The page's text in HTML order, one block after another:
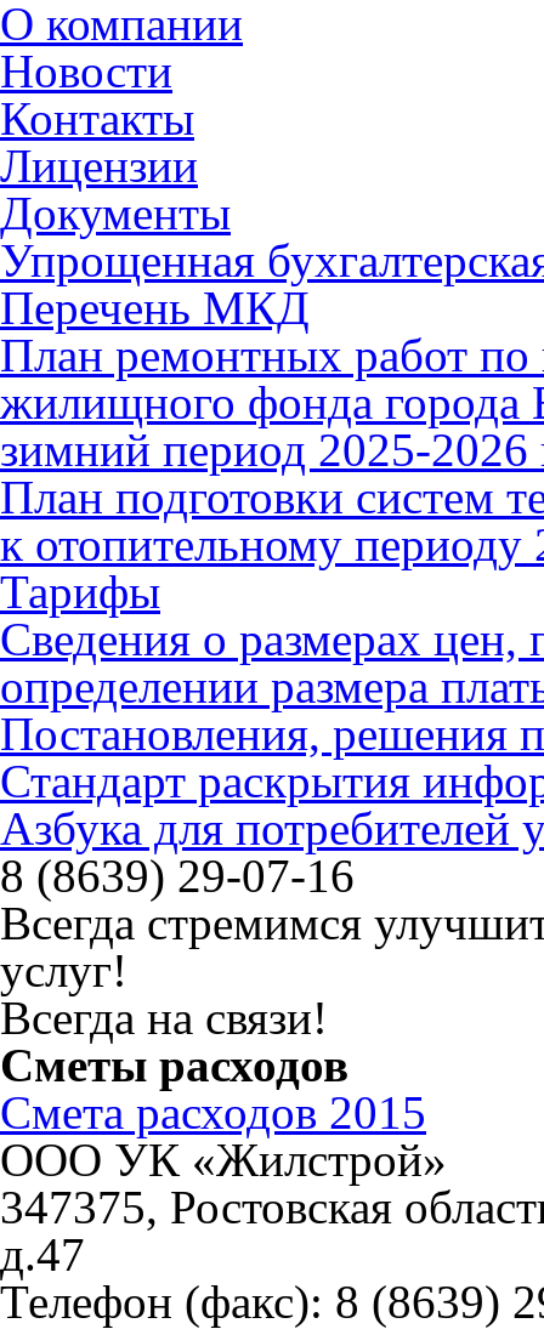
О компании
Новости
Контакты
Лицензии
Документы
Упрощенная
Перечень МКД
План ремонтных работ по
жилищного фонда города
зимний период 2025-2026
План подготовки систем
к отопительному периоду
Тарифы
Сведения о размерах
определении размера
Постановления, решения
Стандарт раскрытия
Азбука для
8 (8639) 29-07-16
Всегда стремимся
услуг!
Всегда на связи!
Сметы расходов
Смета расходов 2015
ООО УК «Жилстрой»
347375, Ростовская
д.47
Телефон (факс): 8 (8639)